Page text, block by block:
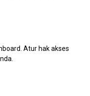
Atur hak akses